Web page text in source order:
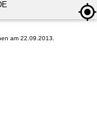
am 22.09.2013.